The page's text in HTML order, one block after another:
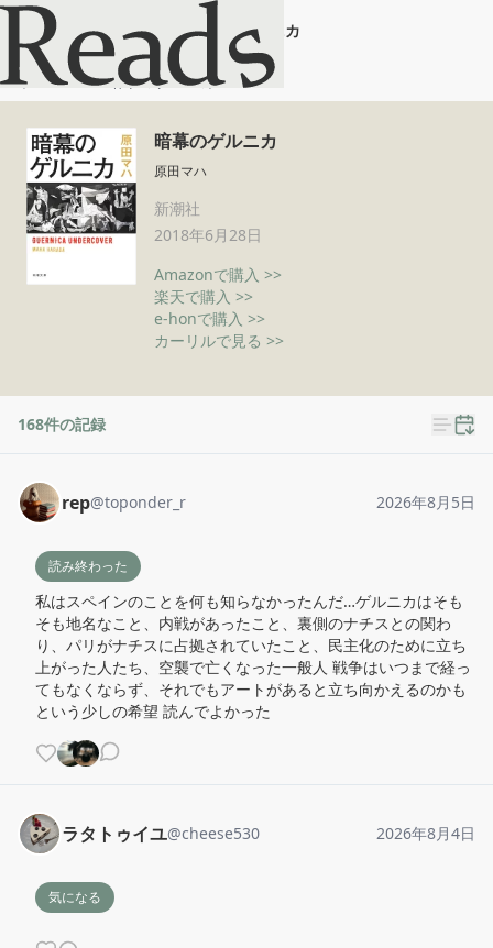
暗幕のゲルニカ
ホーム 暗幕のゲルニカ
暗幕のゲルニカ
原田マハ
新潮社
2018年6月28日
Amazonで購入 >>
楽天で購入 >>
e-honで購入 >>
カーリルで見る >>
168件の記録
rep@toponder_r 2026年8月5日
読み終わった
私はスペインのことを何も知らなかったんだ…ゲルニカはそも
そも地名なこと、内戦があったこと、裏側のナチスとの関わ
り、パリがナチスに占拠されていたこと、民主化のために立ち
上がった人たち、空襲で亡くなった一般人 戦争はいつまで経っ
てもなくならず、それでもアートがあると立ち向かえるのかも
という少しの希望 読んでよかった
ラタトゥイユ@cheese530 2026年8月4日
気になる